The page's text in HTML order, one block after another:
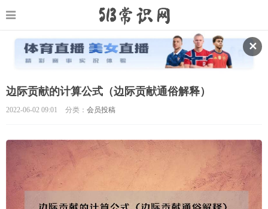
✕
边际贡献的计算公式（边际贡献通俗解释）
2022-06-02 09:01 分类： 会员投稿